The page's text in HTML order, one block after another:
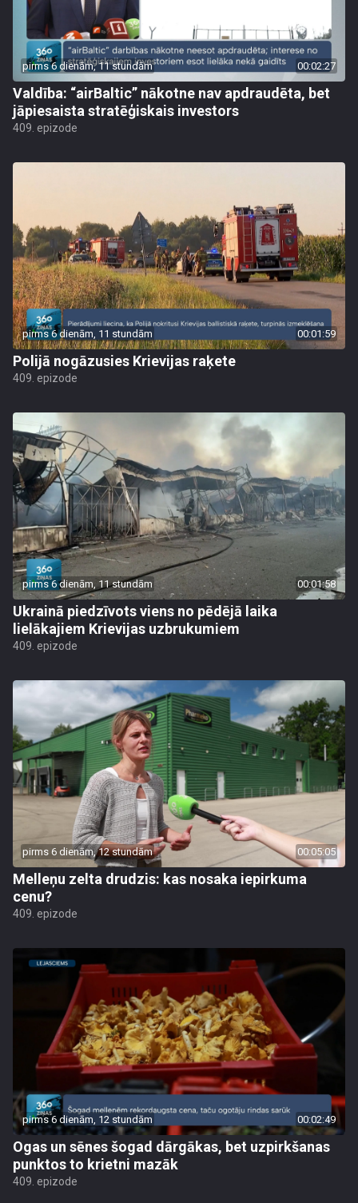
pirms 6 dienām, 11 stundām 00:02:27
Valdība: “airBaltic” nākotne nav apdraudēta, bet
jāpiesaista stratēģiskais investors
409. epizode
pirms 6 dienām, 11 stundām 00:01:59
Polijā nogāzusies Krievijas raķete
409. epizode
pirms 6 dienām, 11 stundām 00:01:58
Ukrainā piedzīvots viens no pēdējā laika
lielākajiem Krievijas uzbrukumiem
409. epizode
pirms 6 dienām, 12 stundām 00:05:05
Melleņu zelta drudzis: kas nosaka iepirkuma
cenu?
409. epizode
pirms 6 dienām, 12 stundām 00:02:49
Ogas un sēnes šogad dārgākas, bet uzpirkšanas
punktos to krietni mazāk
409. epizode